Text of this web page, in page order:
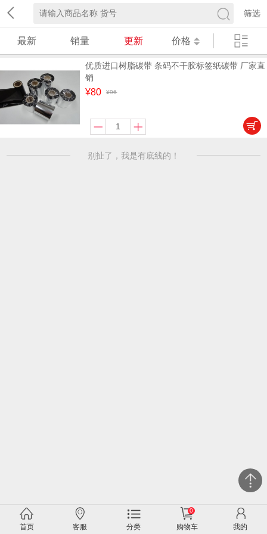
筛选
最新 销量 更新 价格
优质进口树脂碳带 条码不干胶标签纸碳带 厂家直
销
¥80 ¥96
别扯了，我是有底线的！
首页 客服 分类
0
购物车 我的
关闭